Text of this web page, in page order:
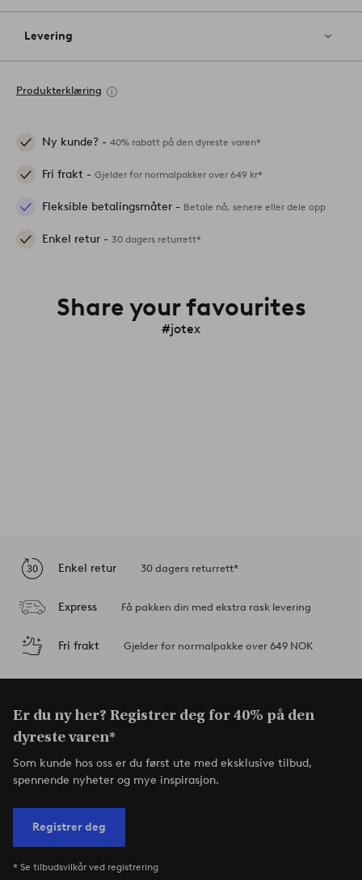
Levering
Produkterklæring
Ny kunde? - 40% rabatt på den dyreste varen*
Fri frakt - Gjelder for normalpakker over 649 kr*
Fleksible betalingsmåter - Betale nå, senere eller dele opp
Enkel retur - 30 dagers returrett*
Share your favourites
#jotex
Enkel retur 30 dagers returrett*
Express Få pakken din med ekstra rask levering
Fri frakt Gjelder for normalpakke over 649 NOK
Er du ny her? Registrer deg for 40% på den
dyreste varen*
Som kunde hos oss er du først ute med eksklusive tilbud,
spennende nyheter og mye inspirasjon.
Registrer deg
* Se tilbudsvilkår ved registrering